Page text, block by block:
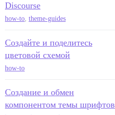
Discourse
how-to, theme-guides
Создайте и поделитесь
цветовой схемой
how-to
Создание и обмен
компонентом темы шрифтов